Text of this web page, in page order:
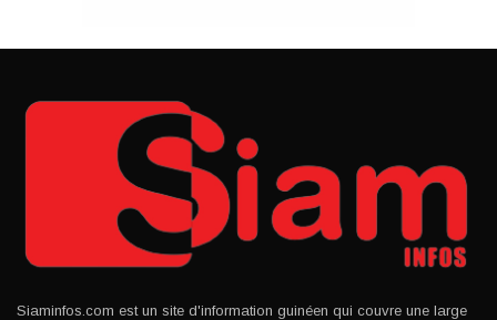
Siaminfos.com est un site d'information guinéen qui couvre une large